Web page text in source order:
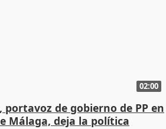
02:00
portavoz de gobierno de PP en
Málaga, deja la política